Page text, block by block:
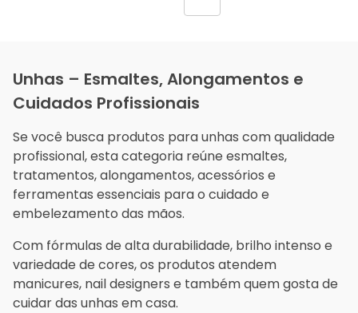
Esmalte
Cravo
400ml
Unhas – Esmaltes, Alongamentos e
Cuidados Profissionais
Se você busca produtos para unhas com qualidade
profissional, esta categoria reúne esmaltes,
tratamentos, alongamentos, acessórios e
ferramentas essenciais para o cuidado e
embelezamento das mãos.
Com fórmulas de alta durabilidade, brilho intenso e
variedade de cores, os produtos atendem
manicures, nail designers e também quem gosta de
cuidar das unhas em casa.